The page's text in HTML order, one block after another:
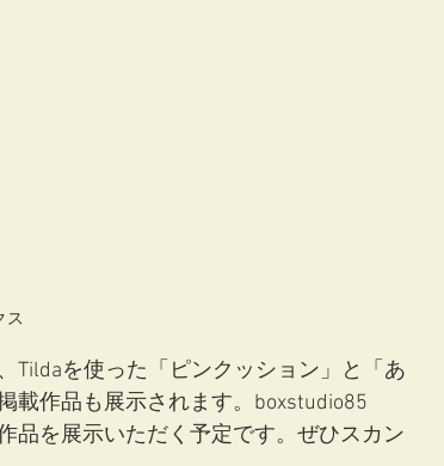
ス
Tildaを使った「ピンクッション」と「あ
載作品も展示されます。boxstudio85
品を展示いただく予定です。ぜひスカン